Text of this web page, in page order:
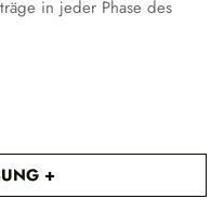
in jeder Phase des